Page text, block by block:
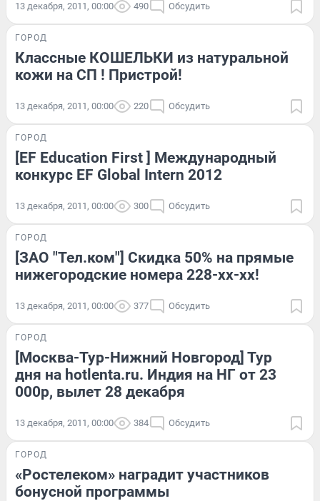
13 декабря, 2011, 00:00 490 Обсудить
ГОРОД
Классные КОШЕЛЬКИ из натуральной
кожи на СП ! Пристрой!
13 декабря, 2011, 00:00 220 Обсудить
ГОРОД
[EF Education First ] Международный
конкурс EF Global Intern 2012
13 декабря, 2011, 00:00 300 Обсудить
ГОРОД
[ЗАО "Тел.ком"] Скидка 50% на прямые
нижегородские номера 228-xx-xx!
13 декабря, 2011, 00:00 377 Обсудить
ГОРОД
[Москва-Тур-Нижний Новгород] Тур
дня на hotlenta.ru. Индия на НГ от 23
000р, вылет 28 декабря
13 декабря, 2011, 00:00 384 Обсудить
ГОРОД
«Ростелеком» наградит участников
бонусной программы